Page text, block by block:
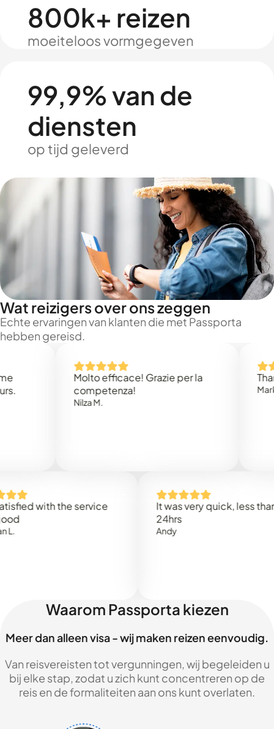
800k+ reizen
moeiteloos vormgegeven
99,9% van de
diensten
op tijd geleverd
Wat reizigers over ons zeggen
Echte ervaringen van klanten die met Passporta
hebben gereisd.
Molto efficace! Grazie per la
competenza!
Thank
Mark N.
with the service
It was very quick, less than
Waarom Passporta kiezen
Meer dan alleen visa - wij maken reizen eenvoudig.
Van reisvereisten tot vergunningen, wij begeleiden u
bij elke stap, zodat u zich kunt concentreren op de
reis en de formaliteiten aan ons kunt overlaten.